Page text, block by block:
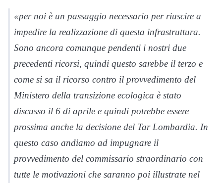
«per noi è un passaggio necessario per riuscire a
impedire la realizzazione di questa infrastruttura.
Sono ancora comunque pendenti i nostri due
precedenti ricorsi, quindi questo sarebbe il terzo e
come si sa il ricorso contro il provvedimento del
Ministero della transizione ecologica è stato
discusso il 6 di aprile e quindi potrebbe essere
prossima anche la decisione del Tar Lombardia. In
questo caso andiamo ad impugnare il
provvedimento del commissario straordinario con
tutte le motivazioni che saranno poi illustrate nel